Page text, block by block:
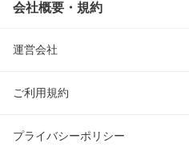
会社概要・規約
運営会社
ご利用規約
プライバシーポリシー